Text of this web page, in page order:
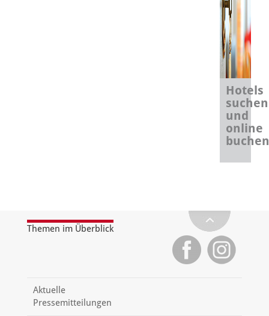
Hotels
suchen
und
online
buchen
Themen im Überblick
Aktuelle
Pressemitteilungen